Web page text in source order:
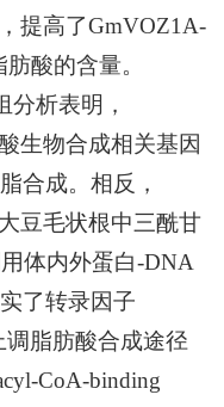
提高了GmVOZ1A-
酸的含量。
分析表明，
生物合成相关基因
合成。相反，
豆毛状根中三酰甘
体内外蛋白-DNA
了转录因子
调脂肪酸合成途径
CoA-binding